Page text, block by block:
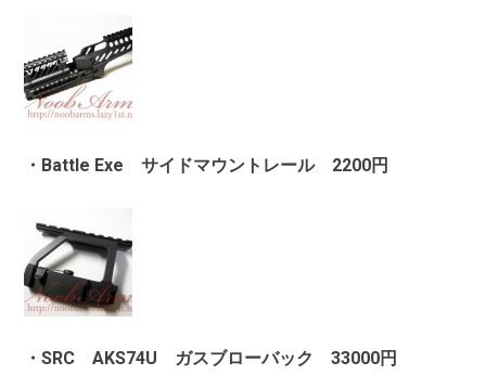
・Battle Exe サイドマウントレール 2200円
・SRC AKS74U ガスブローバック 33000円